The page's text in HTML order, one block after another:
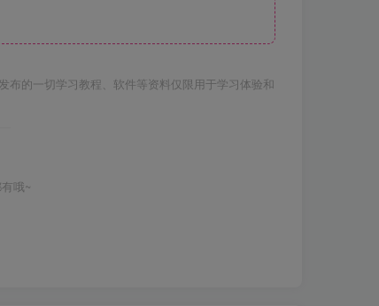
布的一切学习教程、软件等资料仅限用于学习体验和
哦~